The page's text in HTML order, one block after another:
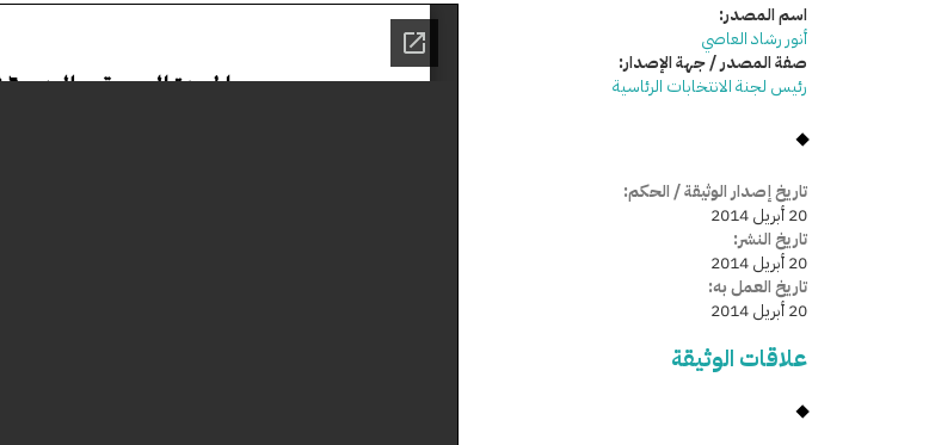
اسم المصدر:
أنور رشاد العاصي
صفة المصدر / جهة الإصدار:
رئيس لجنة الانتخابات الرئاسية
تاريخ إصدار الوثيقة / الحكم:
20 أبريل 2014
تاريخ النشر:
20 أبريل 2014
تاريخ العمل به:
20 أبريل 2014
علاقات الوثيقة